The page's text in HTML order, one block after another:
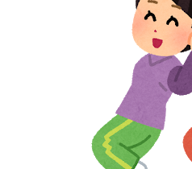
日本史に携わった
この年齢でこれ
ジャンポケ斎藤
レインボー池田